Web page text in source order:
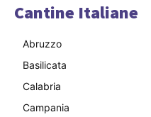
Cantine Italiane
Abruzzo
Basilicata
Calabria
Campania